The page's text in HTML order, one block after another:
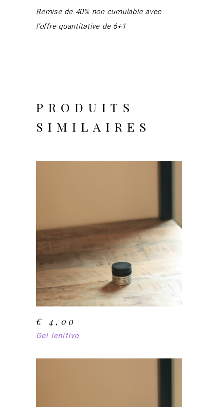
Remise de 40% non cumulable avec
l’offre quantitative de 6+1
PRODUITS
SIMILAIRES
AJOUTER AU PANIER
€ 4,00
Gel lenitivo